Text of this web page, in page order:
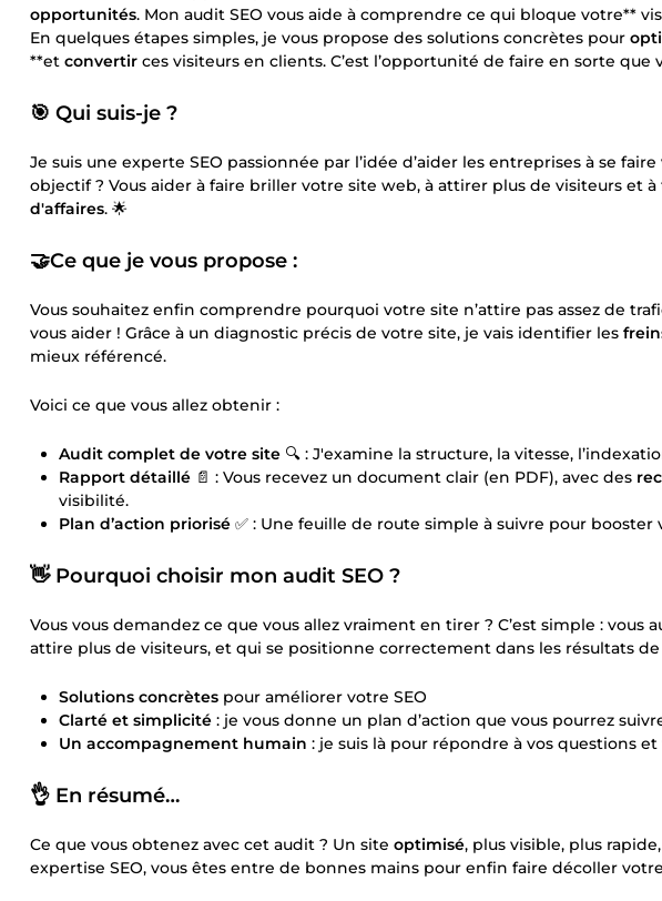
opportunités. Mon audit SEO vous aide à comprendre ce qui bloque votre**
En quelques étapes simples, je vous propose des solutions concrètes pour
**et convertir ces visiteurs en clients. C’est l’opportunité de faire en sorte que
🎯 Qui suis-je ?
Je suis une experte SEO passionnée par l’idée d’aider les entreprises à se faire
objectif ? Vous aider à faire briller votre site web, à attirer plus de visiteurs et
d'affaires. 🌟
🤝Ce que je vous propose :
Vous souhaitez enfin comprendre pourquoi votre site n’attire pas assez de
vous aider ! Grâce à un diagnostic précis de votre site, je vais identifier les
mieux référencé.
Voici ce que vous allez obtenir :
Audit complet de votre site 🔍 : J'examine la structure, la vitesse,
Rapport détaillé 📄 : Vous recevez un document clair (en PDF), avec des
visibilité.
Plan d’action priorisé ✅ : Une feuille de route simple à suivre pour booster
👋 Pourquoi choisir mon audit SEO ?
Vous vous demandez ce que vous allez vraiment en tirer ? C’est simple : vous
attire plus de visiteurs, et qui se positionne correctement dans les résultats de
Solutions concrètes pour améliorer votre SEO
Clarté et simplicité : je vous donne un plan d’action que vous pourrez
Un accompagnement humain : je suis là pour répondre à vos questions
👌 En résumé…
Ce que vous obtenez avec cet audit ? Un site optimisé, plus visible, plus
expertise SEO, vous êtes entre de bonnes mains pour enfin faire décoller